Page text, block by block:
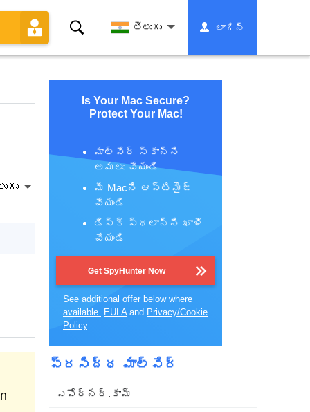
శోధన తెలుగు లాగిన్
Is Your Mac Secure?
Protect Your Mac!
మాల్వేర్ స్కాన్‌ని
అమలు చేయండి
మీ Macని ఆప్టిమైజ్
చేయండి
డిస్క్ స్థలాన్ని ఖాళీ
చేయండి
Get SpyHunter Now
See additional offer below where
available. EULAand Privacy/Cookie
Policy.
ప్రసిద్ధ మాల్వేర్
ఎపోర్నర్.కామ్